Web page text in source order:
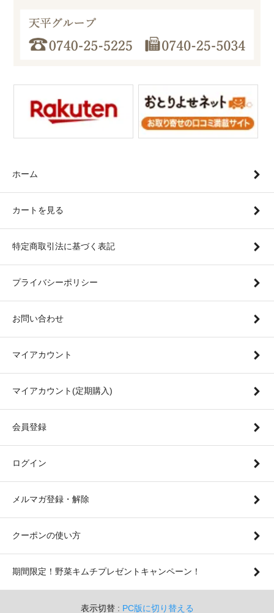
ホーム
カートを見る
特定商取引法に基づく表記
プライバシーポリシー
お問い合わせ
マイアカウント
マイアカウント(定期購入)
会員登録
ログイン
メルマガ登録・解除
クーポンの使い方
期間限定！野菜キムチプレゼントキャンペーン！
表示切替 : PC版に切り替える